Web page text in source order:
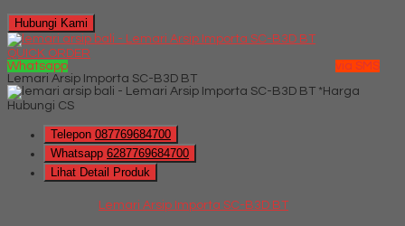
Hubungi Kami
QUICK ORDER
Whatsapp
via SMS
Lemari Arsip Importa SC-B3D BT
*Harga
Hubungi CS
Telepon 087769684700
Whatsapp 6287769684700
Lihat Detail Produk
Lemari Arsip Importa SC-B3D BT